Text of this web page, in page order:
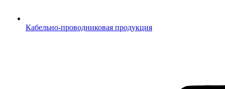
Кабельно-проводниковая продукция